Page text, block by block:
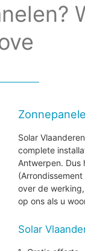
Solar
complete
Antwerpen. Dus
over de
op ons als u
Solar